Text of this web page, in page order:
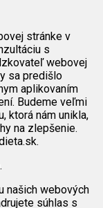
stránke v
s
webovej
sa predišlo
aplikovaním
Budeme veľmi
ktorá nám unikla,
na zlepšenie.
našich webových
súhlas s